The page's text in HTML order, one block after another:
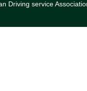
Driving service